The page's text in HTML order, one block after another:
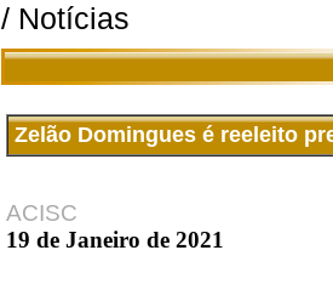
/ Notícias
Zelão Domingues é reeleito
ACISC
19 de Janeiro de 2021